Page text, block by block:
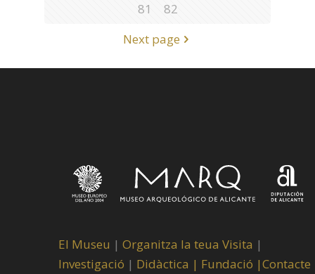
81
82
Next page
El Museu | Organitza la teua Visita |
Investigació | Didàctica | Fundació |Contacte